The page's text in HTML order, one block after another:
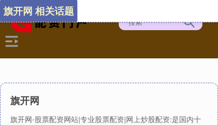
旗开网
旗开网-股票配资网站|专业股票配资|网上炒股配资:是国内十
旗开网 相关话题